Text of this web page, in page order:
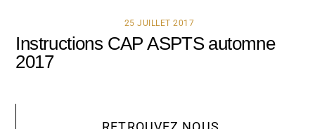
25 JUILLET 2017
Instructions CAP ASPTS automne
2017